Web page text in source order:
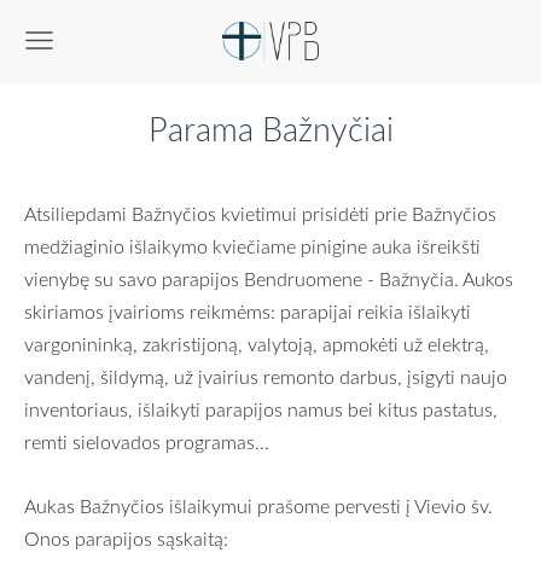
Parama Bažnyčiai
Atsiliepdami Bažnyčios kvietimui prisidėti prie Bažnyčios
medžiaginio išlaikymo kviečiame pinigine auka išreikšti
vienybę su savo parapijos Bendruomene - Bažnyčia. Aukos
skiriamos įvairioms reikmėms: parapijai reikia išlaikyti
vargonininką, zakristijoną, valytoją, apmokėti už elektrą,
vandenį, šildymą, už įvairius remonto darbus, įsigyti naujo
inventoriaus, išlaikyti parapijos namus bei kitus pastatus,
remti sielovados programas...
Aukas Bažnyčios išlaikymui prašome pervesti į Vievio šv.
Onos parapijos sąskaitą: